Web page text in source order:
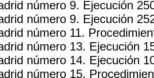
número 9. Ejecución
número 9. Ejecución
número 11.
número 13. Ejecución
número 14. Ejecución
número 15.